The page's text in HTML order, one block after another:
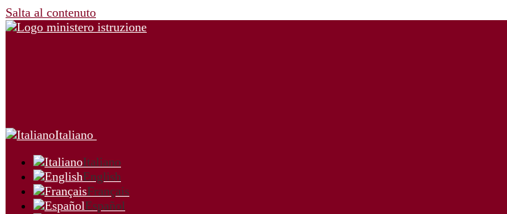
Salta al contenuto
Italiano
Italiano
English
Français
Español